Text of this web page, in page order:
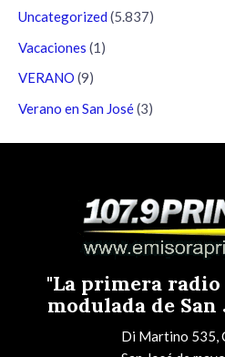
Uncategorized (5.837)
Vacaciones (1)
VERANO (9)
Verano en San José(3)
"La primera
modulada de San
Di Martino 535,